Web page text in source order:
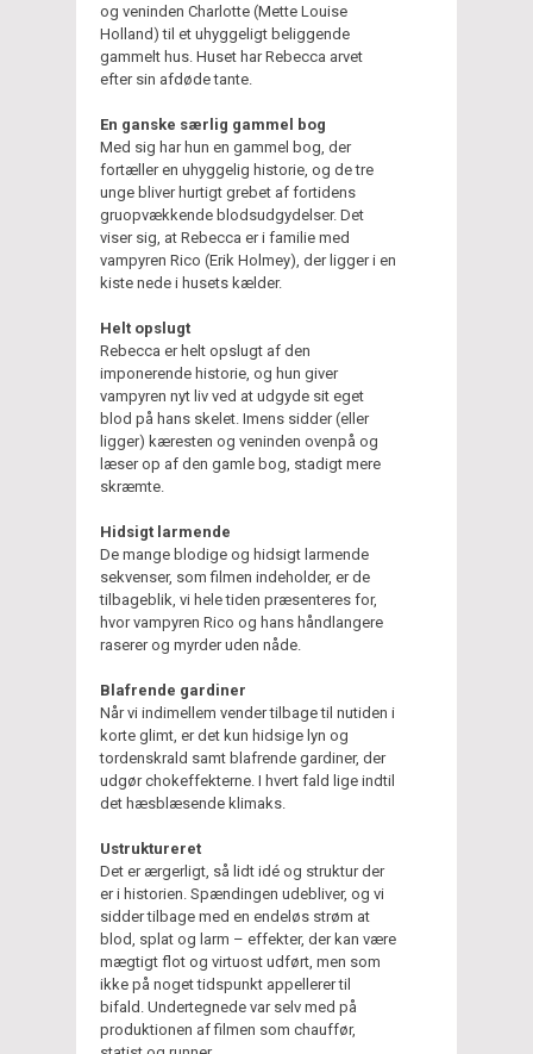
og veninden Charlotte (Mette Louise
Holland) til et uhyggeligt beliggende
gammelt hus. Huset har Rebecca arvet
efter sin afdøde tante.
En ganske særlig gammel bog
Med sig har hun en gammel bog, der
fortæller en uhyggelig historie, og de tre
unge bliver hurtigt grebet af fortidens
gruopvækkende blodsudgydelser. Det
viser sig, at Rebecca er i familie med
vampyren Rico (Erik Holmey), der ligger i en
kiste nede i husets kælder.
Helt opslugt
Rebecca er helt opslugt af den
imponerende historie, og hun giver
vampyren nyt liv ved at udgyde sit eget
blod på hans skelet. Imens sidder (eller
ligger) kæresten og veninden ovenpå og
læser op af den gamle bog, stadigt mere
skræmte.
Hidsigt larmende
De mange blodige og hidsigt larmende
sekvenser, som filmen indeholder, er de
tilbageblik, vi hele tiden præsenteres for,
hvor vampyren Rico og hans håndlangere
raserer og myrder uden nåde.
Blafrende gardiner
Når vi indimellem vender tilbage til nutiden i
korte glimt, er det kun hidsige lyn og
tordenskrald samt blafrende gardiner, der
udgør chokeffekterne. I hvert fald lige indtil
det hæsblæsende klimaks.
Ustruktureret
Det er ærgerligt, så lidt idé og struktur der
er i historien. Spændingen udebliver, og vi
sidder tilbage med en endeløs strøm at
blod, splat og larm – effekter, der kan være
mægtigt flot og virtuost udført, men som
ikke på noget tidspunkt appellerer til
bifald. Undertegnede var selv med på
produktionen af filmen som chauffør,